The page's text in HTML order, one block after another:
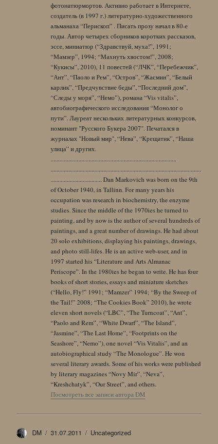
фотонатюрмортов. Активно работает в Интернете,
создатель (в 1997 г.) литературно-художественного
альманаха “Перископ” . Писать прозу начал в 80-е
годы. Автор четырех сборников коротких рассказов,
эссе, миниатюр (“Здравствуй, муха!”, 1991;
“Мамзер”, 1994; “Махнуть хвостом!”, 2008;
“Кукисы”, 2010), 11 повестей (“ЛЧК”, “Перебежчик”,
“Ант”, “Паоло и Рем”, “Остров”, “Жасмин”, “Белый
карлик”, “Предчувствие беды”, “Последний дом”,
“Следы у моря”, “Немо”), романа “Vis vitalis”,
автобиографического исследования “Монолог о
пути”. Лауреат нескольких литературных конкурсов,
номинант "Русского Букера 2007". Печатался в
журналах "Новый мир", “Нева”, “Крещатик”, “Наша
улица” и других.
......................................................................................
.......................................................................................................
................................... Dan Markovich was born on the 9th
of October 1940, in Tallinn. For many years his
occupation was research in biochemistry, the enzyme
studies. Since the middle of the 1970ies he turned to
painting, and by now is the author of several hundreds of
paintings, and a great number of drawings. He had about
20 solo exhibitions, displaying his paintings, drawings,
and photo still-lifes. He is an active web-user, and in
1997 started his “Literature and Arts Almanac
Periscope”. In the 1980ies he began to write. He has four
books of short stories, essays and miniature sketches
(“Hello, Fly!” 1991; “Mamzer” 1994; “By the Sweep of
the Tail!” 2008; “The Cookies Book” 2010), he wrote
eleven short novels (“LBC”, “The Turncoat”, “Ant”,
“Paolo and Rem”, “White Dwarf”, “The Island”,
“Jasmine”, “The Last Home”, “Footprints on the
Seashore”, “Nemo”), one novel “Vis Vitalis”, and an
autobiographical study “The Monologue”. He won
several literary awards. Some of his works were published
by literary magazines “Novy Mir”, “Neva”,
“Kreshchatyk”, “Our Street”, and others.
Посмотреть все записи автора DM
Автор
DM Опубликовано
31.07.2011 Рубрики
Uncategorized